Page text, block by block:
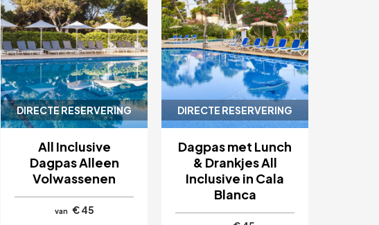
DIRECTE RESERVERING
All Inclusive
Dagpas Alleen
Volwassenen
van € 45
DIRECTE RESERVERING
Dagpas met Lunch
& Drankjes All
Inclusive in Cala
Blanca